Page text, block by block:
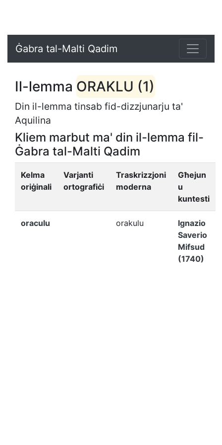
Ġabra tal-Malti Qadim
Il-lemma ORAKLU (1)
Din il-lemma tinsab fid-dizzjunarju ta'
Aquilina
Kliem marbut ma' din il-lemma fil-
Ġabra tal-Malti Qadim
Kelma
oriġinali
Varjanti
ortografiċi
Traskrizzjoni
moderna
Għejun
u
kuntesti
oraculu orakulu
Ignazio
Saverio
Mifsud
(1740)